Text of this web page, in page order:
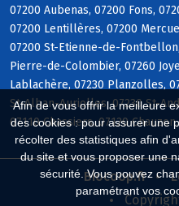
Afin de vous offrir la meilleure
des cookies : pour assurer une
récolter des statistiques afin
du site et vous proposer une
sécurité. Vous pouvez
paramétrant vos
07200 Aubenas, 07200 Fons,
07200 Lentillères, 07200
07200 St-Etienne-de-
Pierre-de-Colombier, 07260
Lablachère, 07230 Planzolles,
St-Alban-Auriolles, 07230 St-
07110 Chassiers, 07120
Biocoop.fr